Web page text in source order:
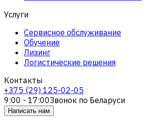
Услуги
Сервисное обслуживание
Обучение
Лизинг
Логистические решения
Контакты
+375 (29) 125-02-05
9:00 - 17:00Звонок по Беларуси
Написать нам